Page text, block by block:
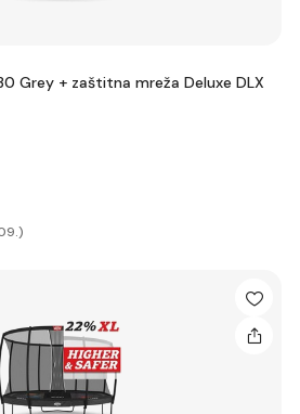
Grey + zaštitna mreža Deluxe DLX